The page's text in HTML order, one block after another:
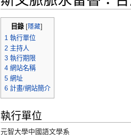
目錄[ 隱藏
1 執行單位
2 主持人
3 執行期限
4 網站名稱
5 網址
6 計畫/網站簡介
執行單位
元智大學中國語文學系